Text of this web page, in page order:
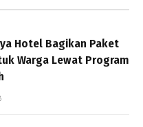
Hotel Bagikan Paket
Warga Lewat Program